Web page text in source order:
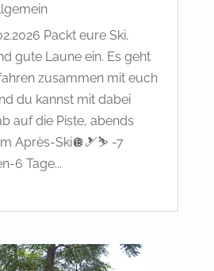
Packt eure Ski,
gute Laune ein. Es geht
zusammen mit euch
du kannst mit dabei
auf die Piste, abends
Après-Ski🪩🎿⛷️ -7
6 Tage...